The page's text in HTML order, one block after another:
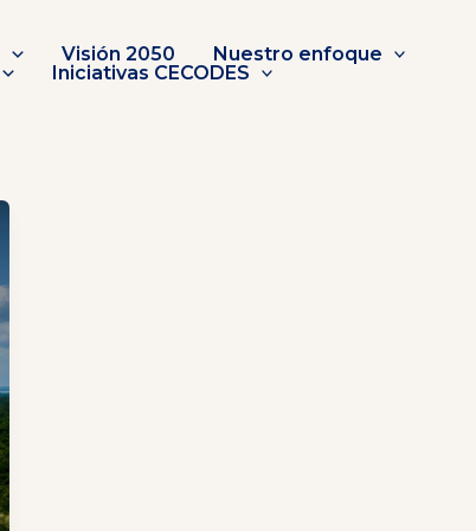
Visión 2050
Nuestro enfoque
Iniciativas CECODES